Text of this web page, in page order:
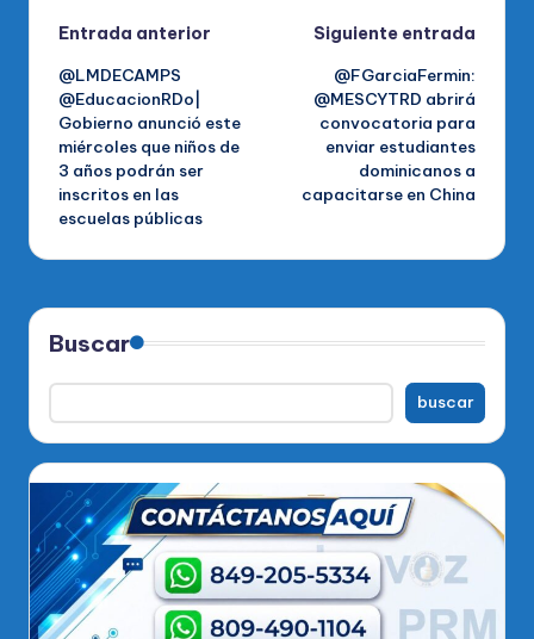
Navegación
de
entradas
Entrada anterior
@LMDECAMPS
@EducacionRDo|
Gobierno anunció este
miércoles que niños de
3 años podrán ser
inscritos en las
escuelas públicas
Siguiente entrada
@FGarciaFermin:
@MESCYTRD abrirá
convocatoria para
enviar estudiantes
dominicanos a
capacitarse en China
Buscar
buscar